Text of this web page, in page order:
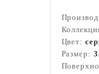
Цвет:
Размер: